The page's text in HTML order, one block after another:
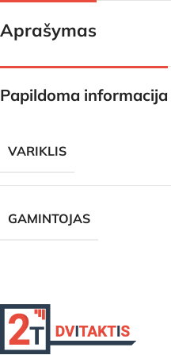
Aprašymas
Papildoma informacija
VARIKLIS
GAMINTOJAS